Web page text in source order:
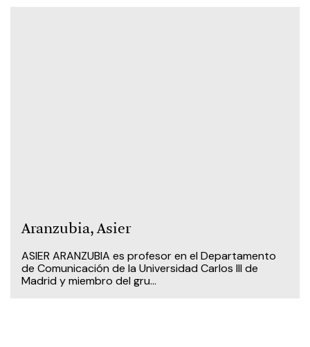
Aranzubia, Asier
ASIER ARANZUBIA es profesor en el Departamento
de Comunicación de la Universidad Carlos III de
Madrid y miembro del gru...